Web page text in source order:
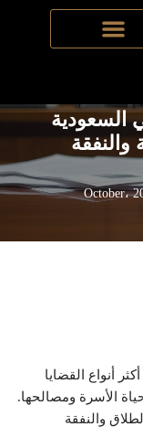
الشخصية في
والنفقة
السعودية
والنفقة
أنواع القضايا
الأسرة ومصالحها.
والنفقة